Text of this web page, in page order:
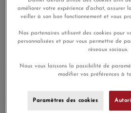
Livraison gratuite
améliorer votre expérience d'achat, assurer
veiller à son bon fonctionnement et vous
Nos partenaires utilisent des cookies pour
personnalisées et pour vous permettre de
réseaux sociaux.
Nous vous laissons la possibilité de
modifier vos préférences à
Paramètres des cookies